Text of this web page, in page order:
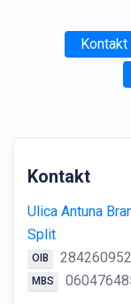
Kontakt
Kontakt
Ulica Antuna
Split
OIB
MBS